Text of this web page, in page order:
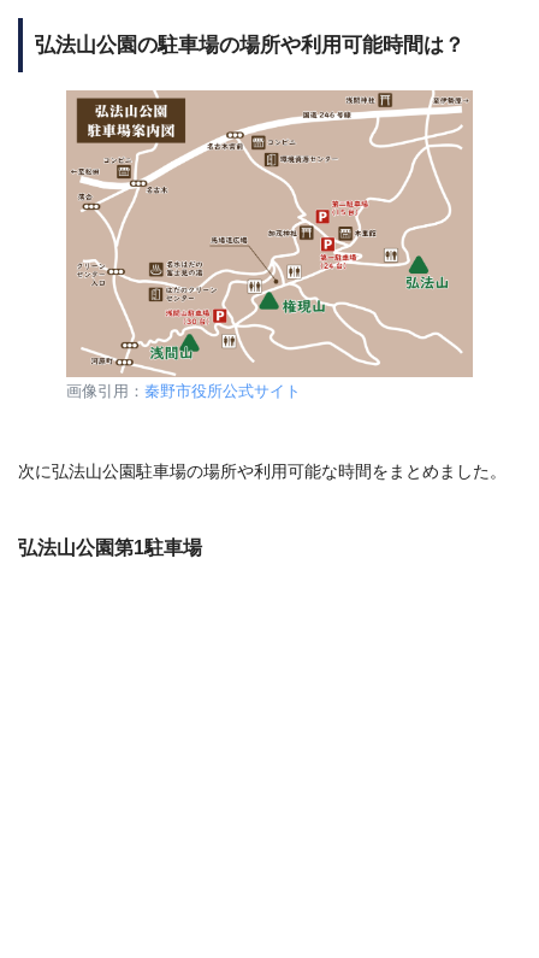
弘法山公園の駐車場の場所や利用可能時間は？
画像引用： 秦野市役所公式サイト
次に弘法山公園駐車場の場所や利用可能な時間をまとめました。
弘法山公園第1駐車場